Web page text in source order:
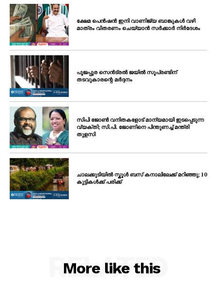
ക്ഷേമ പെൻഷൻ ഇനി വാണിജ്യ ബാങ്കുകൾ വഴി
മാത്രം വിതരണം ചെയ്യാൻ സർക്കാർ നിർദേശം
പൂജപ്പുര സെൻട്രൽ ജയിൽ സൂപ്രണ്ടിന്
തടവുകാരന്റെ മർദ്ദനം
സിപി ജോൺ വനിതകളോട് മാന്യമായി ഇടപ്പെടുന്ന
വ്യക്തി; സി.പി. ജോണിനെ പിന്തുണച്ച് മന്ത്രി
തുളസി
ചാലക്കുടിയിൽ സ്കൂൾ ബസ് കനാലിലേക്ക് മറിഞ്ഞു; 10
കുട്ടികൾക്ക് പരിക്ക്
More like this
RELATED